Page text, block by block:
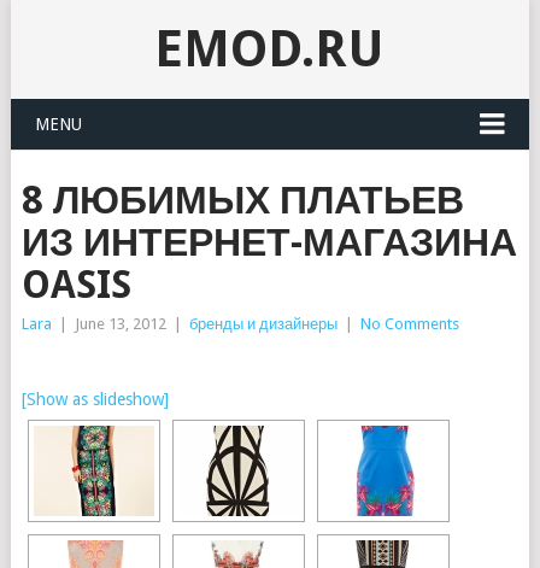
EMOD.RU
MENU
8 ЛЮБИМЫХ ПЛАТЬЕВ
ИЗ ИНТЕРНЕТ-МАГАЗИНА
OASIS
Lara June 13, 2012 бренды и дизайнеры No Comments
[Show as slideshow]